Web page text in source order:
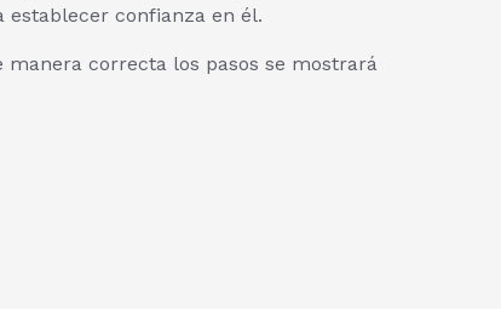
establecer confianza en él.
manera correcta los pasos se mostrará